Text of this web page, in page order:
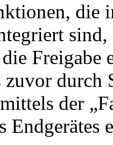
die
zuvor durch
der
Endgerätes